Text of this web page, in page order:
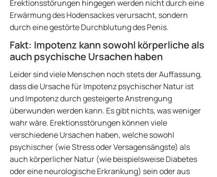
Erektionsstörungen hingegen werden nicht durch eine
Erwärmung des Hodensackes verursacht, sondern
durch eine gestörte Durchblutung des Penis.
Fakt: Impotenz kann sowohl körperliche als
auch psychische Ursachen haben
Leider sind viele Menschen noch stets der Auffassung,
dass die Ursache für Impotenz psychischer Natur ist
und Impotenz durch gesteigerte Anstrengung
überwunden werden kann. Es gibt nichts, was weniger
wahr wäre. Erektionsstörungen können viele
verschiedene Ursachen haben, welche sowohl
psychischer (wie Stress oder Versagensängste) als
auch körperlicher Natur (wie beispielsweise Diabetes
oder eine neurologische Erkrankung) sein oder aus